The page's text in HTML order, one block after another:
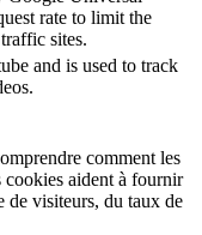
rate to limit the
sites.
and is used to track
comment les
cookies aident à fournir
de visiteurs, du taux de